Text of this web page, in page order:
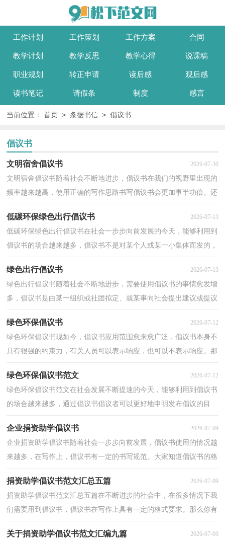
工作计划 工作策划 工作方案 合同
教学计划 教学反思 教学心得 说课稿
职业规划 转正申请 读后感 观后感
读书笔记 请假条 制度 感言
当前位置： 首页 > 条据书信 > 倡议书
倡议书
文明宿舍倡议书 2026-07-30
文明宿舍倡议书随着社会不断地进步，倡议书在我们的视野里出现的
频率越来越高，使用正确的写作思路书写倡议书会更加事半功倍。还
低碳环保绿色出行倡议书 2026-07-13
低碳环保绿色出行倡议书在社会一步步向前发展的今天，能够利用到
倡议书的场合越来越多，倡议书不是对某个人或某一小集体而发的，
绿色出行倡议书 2026-07-13
绿色出行倡议书随着社会不断地进步，需要使用倡议书的事情愈发增
多，倡议书是由某一组织或社团拟定、就某事向社会提出建议或提议
绿色环保倡议书 2026-07-12
绿色环保倡议书现如今，倡议书应用范围愈来愈广泛，倡议书本身不
具有很强的约束力，有关人员可以表示响应，也可以不表示响应。那
绿色环保倡议书范文 2026-07-12
绿色环保倡议书范文在社会发展不断提速的今天，能够利用到倡议书
的场合越来越多，通过倡议书倡议者可以更好地申明发布倡议的目
企业捐资助学倡议书 2026-07-09
企业捐资助学倡议书随着社会一步步向前发展，倡议书使用的情况越
来越多，在写作上，倡议书有一定的书写规范。大家知道倡议书的格
捐资助学倡议书范文汇总五篇 2026-07-09
捐资助学倡议书范文汇总五篇在不断进步的社会中，在很多情况下我
们需要用到倡议书，倡议书在写作上具有一定的格式要求。那么你有
关于捐资助学倡议书范文汇编九篇 2026-07-09